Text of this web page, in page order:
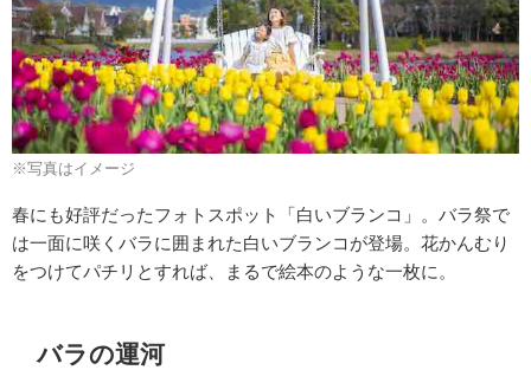
※写真はイメージ
春にも好評だったフォトスポット「白いブランコ」。バラ祭で
は一面に咲くバラに囲まれた白いブランコが登場。花かんむり
をつけてパチリとすれば、まるで絵本のような一枚に。
バラの運河